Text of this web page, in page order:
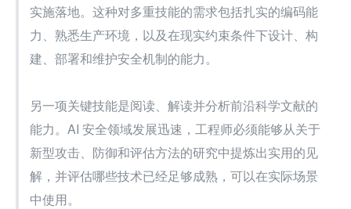
实施落地。这种对多重技能的需求包括扎实的编码能
力、熟悉生产环境，以及在现实约束条件下设计、构
建、部署和维护安全机制的能力。
另一项关键技能是阅读、解读并分析前沿科学文献的
能力。AI 安全领域发展迅速，工程师必须能够从关于
新型攻击、防御和评估方法的研究中提炼出实用的见
解，并评估哪些技术已经足够成熟，可以在实际场景
中使用。